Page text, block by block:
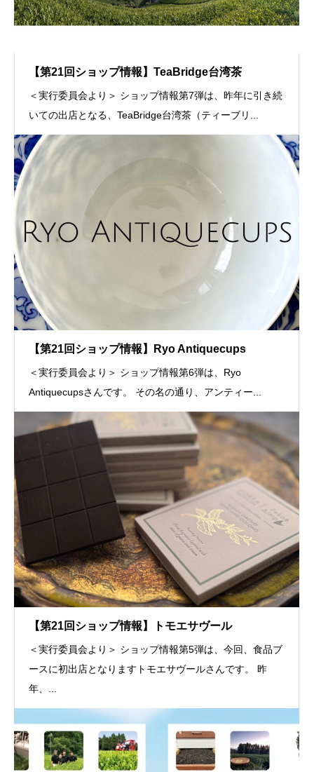
【第21回ショップ情報】TeaBridge台湾茶
＜実行委員会より＞ ショップ情報第7弾は、昨年に引き続
いての出店となる、TeaBridge台湾茶（ティーブリ...
【第21回ショップ情報】Ryo Antiquecups
＜実行委員会より＞ ショップ情報第6弾は、Ryo
Antiquecupsさんです。 その名の通り、アンティー...
【第21回ショップ情報】トモエサヴール
＜実行委員会より＞ ショップ情報第5弾は、今回、食品ブ
ースに初出店となりますトモエサヴールさんです。 昨
年、...